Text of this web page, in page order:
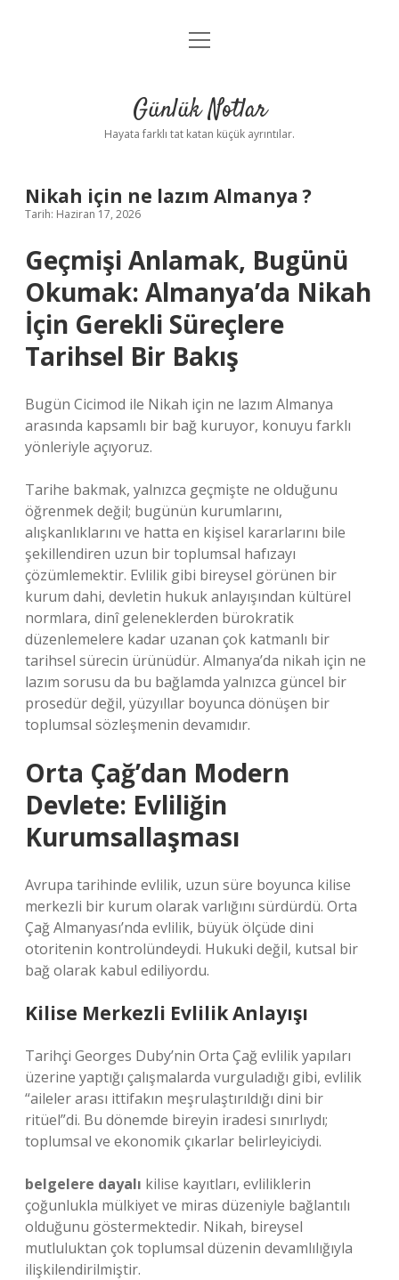
Anasayfa
Yasal Uyarı
menüyü
Günlük Notlar
Hayata farklı tat katan küçük ayrıntılar.
Nikah için ne lazım Almanya ?
Tarih: Haziran 17, 2026
Geçmişi Anlamak, Bugünü
Okumak: Almanya’da Nikah
İçin Gerekli Süreçlere
Tarihsel Bir Bakış
Bugün Cicimod ile Nikah için ne lazım Almanya
arasında kapsamlı bir bağ kuruyor, konuyu farklı
yönleriyle açıyoruz.
Tarihe bakmak, yalnızca geçmişte ne olduğunu
öğrenmek değil; bugünün kurumlarını,
alışkanlıklarını ve hatta en kişisel kararlarını bile
şekillendiren uzun bir toplumsal hafızayı
çözümlemektir. Evlilik gibi bireysel görünen bir
kurum dahi, devletin hukuk anlayışından kültürel
normlara, dinî geleneklerden bürokratik
düzenlemelere kadar uzanan çok katmanlı bir
tarihsel sürecin ürünüdür. Almanya’da nikah için ne
lazım sorusu da bu bağlamda yalnızca güncel bir
prosedür değil, yüzyıllar boyunca dönüşen bir
toplumsal sözleşmenin devamıdır.
Orta Çağ’dan Modern
Devlete: Evliliğin
Kurumsallaşması
Avrupa tarihinde evlilik, uzun süre boyunca kilise
merkezli bir kurum olarak varlığını sürdürdü. Orta
Çağ Almanyası’nda evlilik, büyük ölçüde dini
otoritenin kontrolündeydi. Hukuki değil, kutsal bir
bağ olarak kabul ediliyordu.
Kilise Merkezli Evlilik Anlayışı
Tarihçi Georges Duby’nin Orta Çağ evlilik yapıları
üzerine yaptığı çalışmalarda vurguladığı gibi, evlilik
“aileler arası ittifakın meşrulaştırıldığı dini bir
ritüel”di. Bu dönemde bireyin iradesi sınırlıydı;
toplumsal ve ekonomik çıkarlar belirleyiciydi.
belgelere dayalı kilise kayıtları, evliliklerin
çoğunlukla mülkiyet ve miras düzeniyle bağlantılı
olduğunu göstermektedir. Nikah, bireysel
mutluluktan çok toplumsal düzenin devamlılığıyla
ilişkilendirilmiştir.